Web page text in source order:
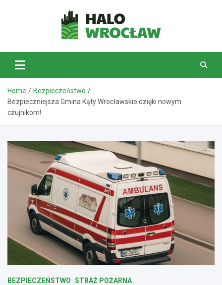
HaloWrocław.pl
Home
Bezpieczeństwo
Bezpieczniejsza Gmina Kąty Wrocławskie dzięki nowym
czujnikom!
BEZPIECZEŃSTWO STRAŻ POŻARNA